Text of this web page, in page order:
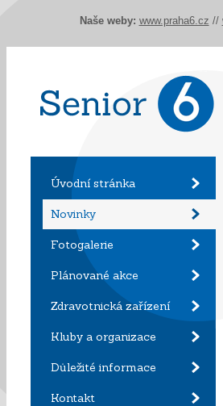
Úvodní stránka
Novinky
Fotogalerie
Plánované akce
Zdravotnická zařízení
Kluby a organizace
Důležité informace
Kontakt
Naše weby: www.praha6.cz //